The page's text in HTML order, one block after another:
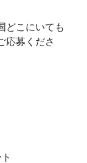
どこにいても
応募くださ